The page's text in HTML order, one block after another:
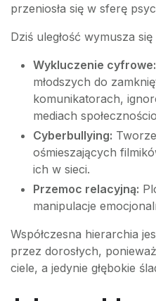
przeniosła się w sferę
Dziś uległość wymusza
Wykluczenie cyfrowe:
młodszych do
komunikatorach,
mediach
Cyberbullying:
ośmieszających
ich w sieci.
Przemoc relacyjną:
manipulacje
Współczesna hierarchia
przez dorosłych,
ciele, a jedynie głębokie